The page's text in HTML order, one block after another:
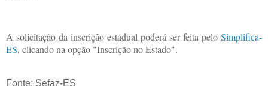
A solicitação da inscrição estadual poderá ser feita pelo Simplifica-
ES, clicando na opção "Inscrição no Estado".
Fonte: Sefaz-ES